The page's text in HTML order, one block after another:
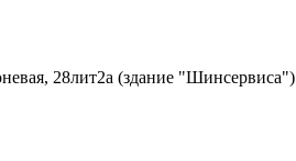
28лит2а (здание "Шинсервиса")